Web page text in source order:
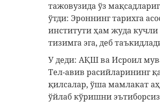
тажовузида ўз
ўтди: Эроннинг тарихга
институти ҳам жуда кучли
тизимга эга, деб
У деди: АҚШ ва Исроил
Тел-авив расийларининг
қилсалар, ўша мамлакат
ўйлаб кўришни